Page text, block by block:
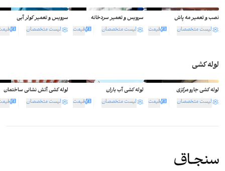
نصب و تعمیر مه پاش
لیست متخصصان
قیمت
سرویس و تعمیر سردخانه
لیست متخصصان
قیمت
سرویس و تعمیر کولر آبی
لیست متخصصان
لوله کشی
لوله کشی جارو مرکزی
لیست متخصصان
قیمت
لوله کشی آب باران
لیست متخصصان
قیمت
لوله کشی آتش نشانی ساختمان
لیست متخصصان